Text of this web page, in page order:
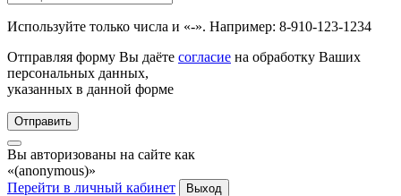
Используйте только числа и «-». Например: 8-910-123-1234
Отправляя форму Вы даёте согласие на обработку Ваших
персональных данных,
указанных в данной форме
Отправить
Вы авторизованы на сайте как
«(anonymous)»
Перейти в личный кабинет
Выход